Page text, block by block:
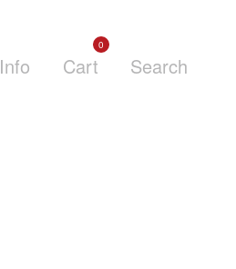
Info Cart
0
Search